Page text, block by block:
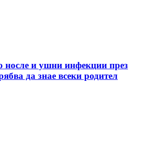
носле и ушни инфекции през
да знае всеки родител